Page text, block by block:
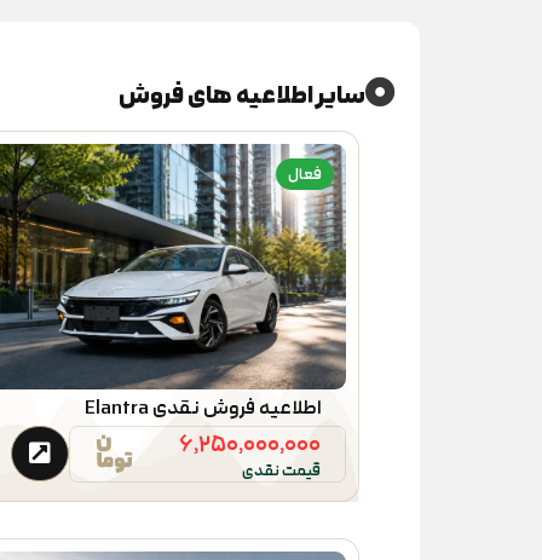
سایر اطلاعیه های فروش
فعال
اطلاعیه فروش نقدی Elantra
۶,۲۵۰,۰۰۰,۰۰۰
قیمت نقدی